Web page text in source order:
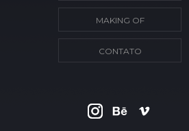
MAKING OF
CONTATO